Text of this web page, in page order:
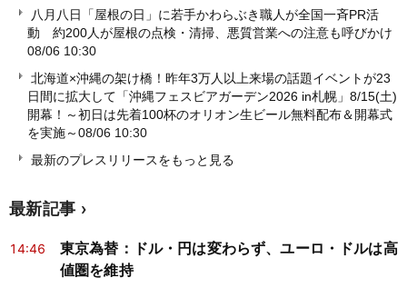
八月八日「屋根の日」に若手かわらぶき職人が全国一斉PR活
動 約200人が屋根の点検・清掃、悪質営業への注意も呼びかけ
08/06 10:30
北海道×沖縄の架け橋！昨年3万人以上来場の話題イベントが23
日間に拡大して「沖縄フェスビアガーデン2026 in札幌」8/15(土)
開幕！～初日は先着100杯のオリオン生ビール無料配布＆開幕式
を実施～08/06 10:30
最新のプレスリリースをもっと見る
最新記事
14:46
東京為替：ドル・円は変わらず、ユーロ・ドルは高
値圏を維持